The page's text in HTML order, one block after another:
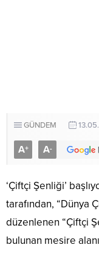
GÜNDEM
A+ A-
‘Çiftçi Şenliği’
tarafından, “Dünya
düzenlenen “Çiftçi
bulunan mesire